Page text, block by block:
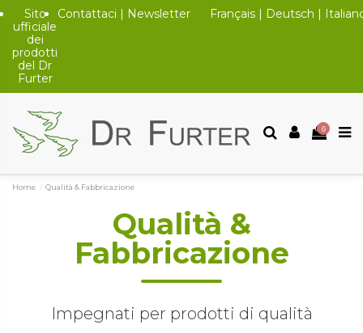
Sito
ufficiale
dei
prodotti
del Dr
Furter
Contattaci Newsletter Français Deutsch
0
Home Qualità & Fabbricazione
Qualità &
Fabbricazione
Impegnati per prodotti di qualità